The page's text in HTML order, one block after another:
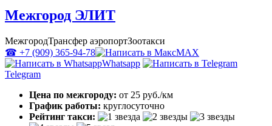
Межгород ЭЛИТ
МежгородТрансфер аэропортЗоотакси
☎ +7 (909) 365-94-78
MAX
Whatsapp
Telegram
Цена по межгороду: от 25 руб./км
График работы: круглосуточно
Рейтинг такси: